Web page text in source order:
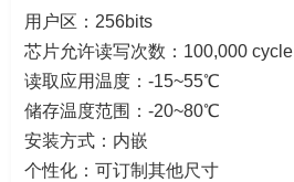
用户区：256bits
芯片允许读写次数：100,000 cycle
读取应用温度：-15~55℃
储存温度范围：-20~80℃
安装方式：内嵌
个性化：可订制其他尺寸